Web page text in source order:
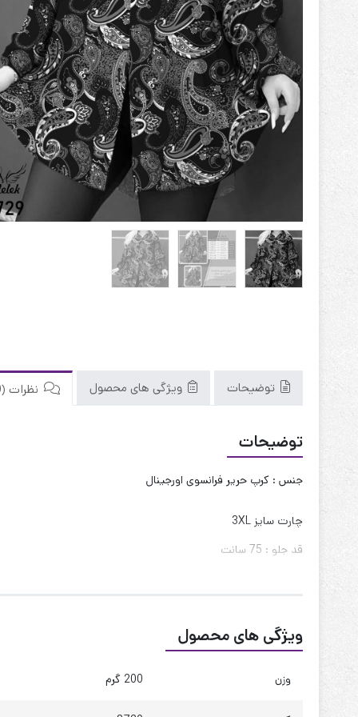
توضیحات ویژگی های محصول نظرات (0)
توضیحات
جنس : کرپ حریر فرانسوی اورجینال
چارت سایز 3XL
قد جلو : 75 سانت
حلقه آستین : 55 سانت
ویژگی های محصول
وزن 200 گرم